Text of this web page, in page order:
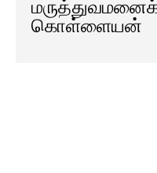
கொள்ளையன்